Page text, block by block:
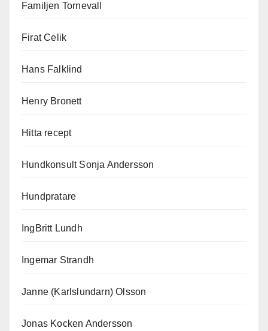
Familjen Tornevall
Firat Celik
Hans Falklind
Henry Bronett
Hitta recept
Hundkonsult Sonja Andersson
Hundpratare
IngBritt Lundh
Ingemar Strandh
Janne (Karlslundarn) Olsson
Jonas Kocken Andersson